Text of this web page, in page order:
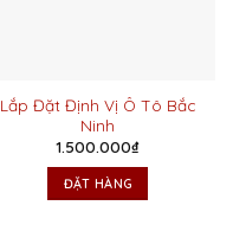
Lắp Đặt Định Vị Ô Tô Bắc
Ninh
1.500.000₫
ĐẶT HÀNG